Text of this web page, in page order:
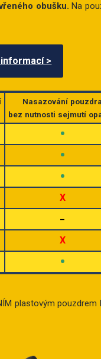
obušku.Na
>
Nasazování pouzdra
bez nutnosti sejmutí
•
•
•
X
–
X
•
plastovým pouzdrem